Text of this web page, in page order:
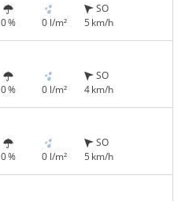
0 % 0 l/m²
SO
5 km/h
0 % 0 l/m²
SO
4 km/h
0 % 0 l/m²
SO
5 km/h